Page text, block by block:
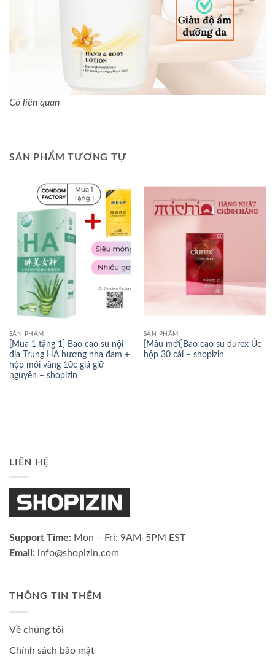
Có liên quan
SẢN PHẨM TƯƠNG TỰ
SẢN PHẨM
[Mua 1 tặng 1] Bao cao su nội
địa Trung HA hương nha đam +
hộp môi vàng 10c giá giữ
nguyên – shopizin
SẢN PHẨM
[Mẫu mới]Bao cao su durex Úc
hộp 30 cái – shopizin
LIÊN HỆ
Support Time: Mon – Fri: 9AM-5PM EST
Email: info@shopizin.com
THÔNG TIN THÊM
Về chúng tôi
Chính sách bảo mật